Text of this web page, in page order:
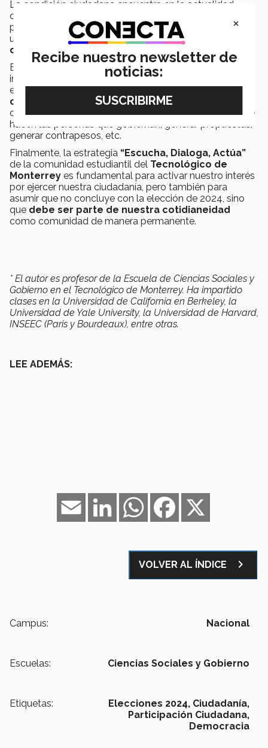
La condición ciudadana encuentra en la actualidad
características que no existían hace unos años, como la
posibilidad de interactuar en espacios virtuales o de
utilizar tecnología paraampliar nuestras
capacidades ciudadanas.
Es ahí entonces donde tenemos un espacio de
incidencia que va más allá de nuestra participación
electoral, pues permite que el
ciudadano
no sea únicamente un tema de un día,
cuando votamos, sino de todos los días al seguir lo que
hacen las personas que gobiernan, generar propuestas,
generar contrapesos, etc.
Finalmente, la estrategia “Escucha, Dialoga, Actúa”
de la comunidad estudiantil del Tecnológico de
Monterrey es fundamental para activar nuestro interés
por ejercer nuestra ciudadanía, pero también para
asumir que no concluye con la elección de 2024, sino
que debe ser parte de nuestra cotidianeidad
como comunidad de manera permanente.
* El autor es profesor de la Escuela de Ciencias Sociales y
Gobierno en el Tecnológico de Monterrey. Ha impartido
clases en la Universidad de California en Berkeley, la
Universidad de Yale University, la Universidad de Harvard,
INSEEC (Paris y Bourdeaux), entre otras.
LEE ADEMÁS:
Facebook
WhatsApp
LinkedIn
Email
VOLVER AL ÍNDICE navigate_next
Campus: Nacional
Escuelas: Ciencias Sociales y Gobierno
Etiquetas: Elecciones 2024, Ciudadanía,
Participación Ciudadana,
Democracia
×
Recibe nuestro newsletter de
noticias: